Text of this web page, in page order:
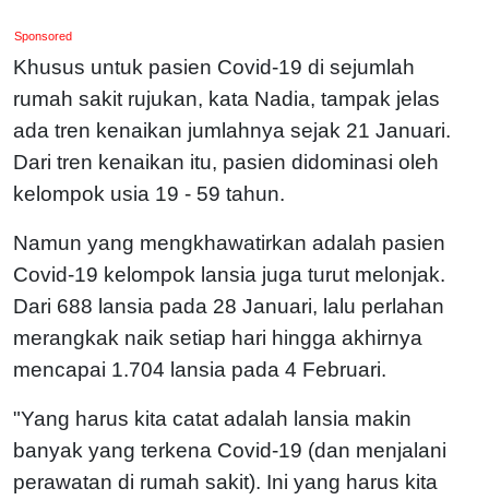
Sponsored
Khusus untuk pasien Covid-19 di sejumlah
rumah sakit rujukan, kata Nadia, tampak jelas
ada tren kenaikan jumlahnya sejak 21 Januari.
Dari tren kenaikan itu, pasien didominasi oleh
kelompok usia 19 - 59 tahun.
Namun yang mengkhawatirkan adalah pasien
Covid-19 kelompok lansia juga turut melonjak.
Dari 688 lansia pada 28 Januari, lalu perlahan
merangkak naik setiap hari hingga akhirnya
mencapai 1.704 lansia pada 4 Februari.
"Yang harus kita catat adalah lansia makin
banyak yang terkena Covid-19 (dan menjalani
perawatan di rumah sakit). Ini yang harus kita